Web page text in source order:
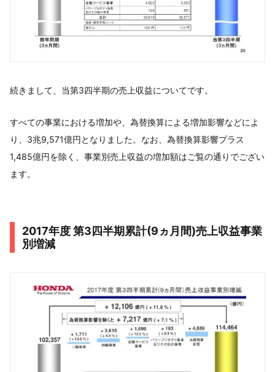
続きまして、当第3四半期の売上収益についてです。
すべての事業における増加や、為替換算による増加影響などによ
り、3兆9,571億円となりました。なお、為替換算影響プラス
1,485億円を除く、事業別売上収益の増加額はご覧の通りでござい
ます。
2017年度 第3四半期累計(9ヵ月間)売上収益事業
別増減